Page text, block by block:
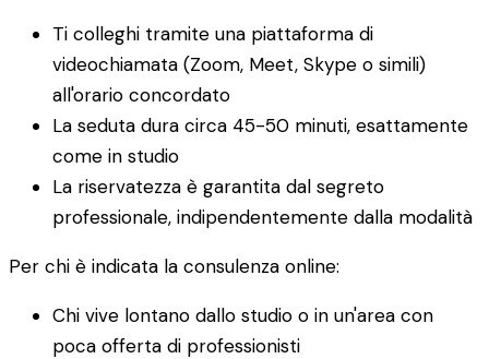
Ti colleghi tramite una piattaforma di
videochiamata (Zoom, Meet, Skype o simili)
all'orario concordato
La seduta dura circa 45-50 minuti, esattamente
come in studio
La riservatezza è garantita dal segreto
professionale, indipendentemente dalla modalità
Per chi è indicata la consulenza online:
Chi vive lontano dallo studio o in un'area con
poca offerta di professionisti